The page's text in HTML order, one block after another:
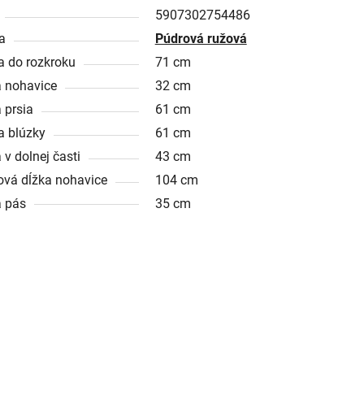
5907302754486
Púdrová ružová
do rozkroku
71 cm
nohavice
32 cm
prsia
61 cm
blúzky
61 cm
v dolnej časti
43 cm
dĺžka nohavice
104 cm
pás
35 cm